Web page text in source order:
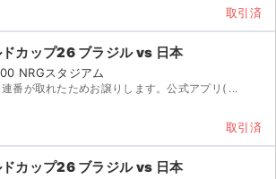
取引済
カップ26 ブラジル vs 日本
NRGスタジアム
番が取れたためお譲りします。公式アプリ( ...
取引済
カップ26 ブラジル vs 日本